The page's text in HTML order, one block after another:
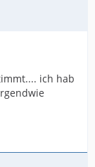
ich hab